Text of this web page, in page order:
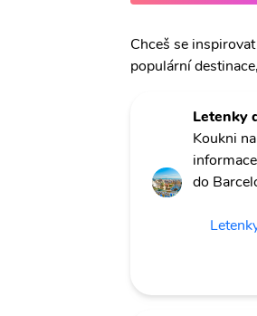
Chceš se
populární
Letenky
Koukni
do